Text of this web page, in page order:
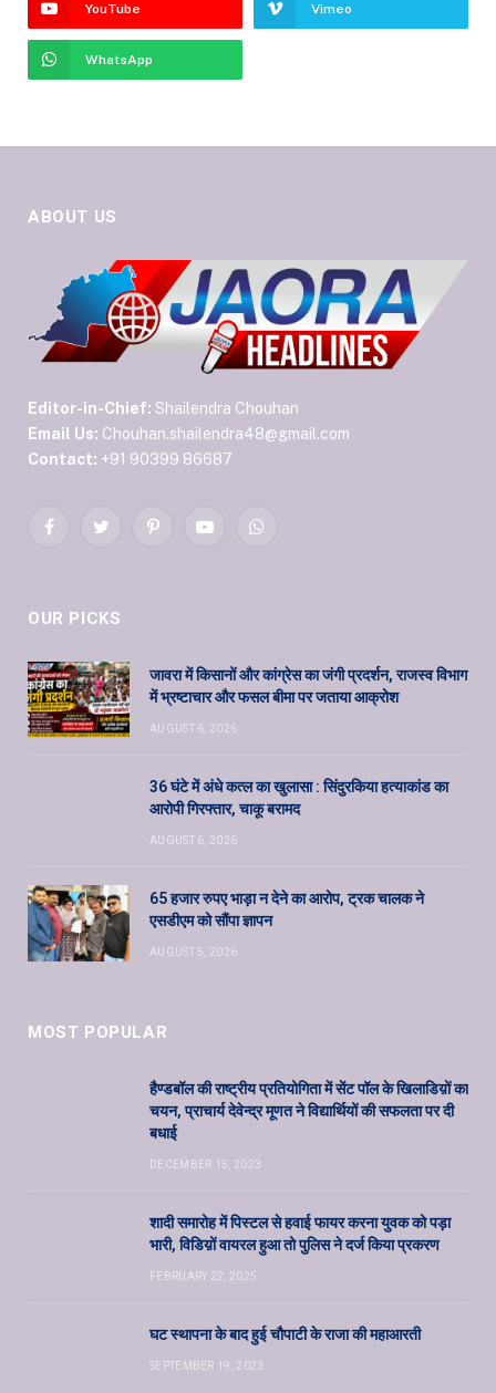
YouTube Vimeo
WhatsApp
ABOUT US
Editor-in-Chief: Shailendra Chouhan
Email Us: Chouhan.shailendra48@gmail.com
Contact: +91 90399 86687
FacebookTwitterPinterestYouTubeWhatsApp
OUR PICKS
जावरा में किसानों और कांग्रेस का जंगी प्रदर्शन, राजस्व विभाग
में भ्रष्टाचार और फसल बीमा पर जताया आक्रोश
AUGUST 6, 2026
36 घंटे में अंधे कत्ल का खुलासा : सिंदुरकिया हत्याकांड का
आरोपी गिरफ्तार, चाकू बरामद
AUGUST 6, 2026
65 हजार रुपए भाड़ा न देने का आरोप, ट्रक चालक ने
एसडीएम को सौंपा ज्ञापन
AUGUST 5, 2026
MOST POPULAR
हैण्डबॉल की राष्ट्रीय प्रतियोगिता में सेंट पॉल के खिलाडिय़ों का
चयन, प्राचार्य देवेन्द्र मूणत ने विद्यार्थियों की सफलता पर दी
बधाई
DECEMBER 15, 2023
शादी समारोह में पिस्टल से हवाई फायर करना युवक को पड़ा
भारी, विडिय़ों वायरल हुआ तो पुलिस ने दर्ज किया प्रकरण
FEBRUARY 22, 2025
घट स्थापना के बाद हुई चौपाटी के राजा की महाआरती
SEPTEMBER 19, 2023